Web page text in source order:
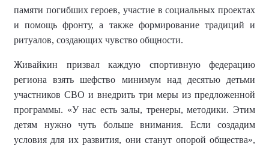
памяти погибших героев, участие в социальных проектах
и помощь фронту, а также формирование традиций и
ритуалов, создающих чувство общности.
Живайкин призвал каждую спортивную федерацию
региона взять шефство минимум над десятью детьми
участников СВО и внедрить три меры из предложенной
программы. «У нас есть залы, тренеры, методики. Этим
детям нужно чуть больше внимания. Если создадим
условия для их развития, они станут опорой общества»,